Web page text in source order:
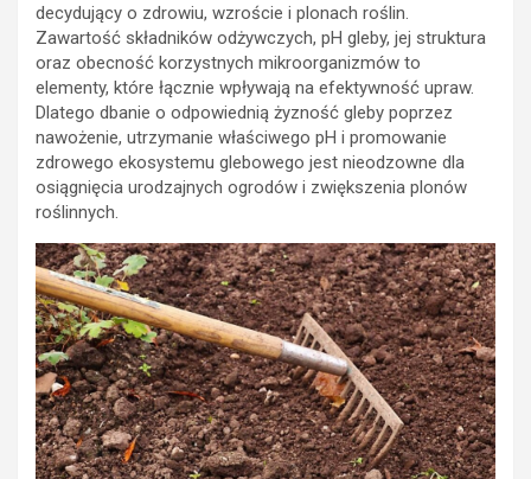
decydujący o zdrowiu, wzroście i plonach roślin.
Zawartość składników odżywczych, pH gleby, jej struktura
oraz obecność korzystnych mikroorganizmów to
elementy, które łącznie wpływają na efektywność upraw.
Dlatego dbanie o odpowiednią żyzność gleby poprzez
nawożenie, utrzymanie właściwego pH i promowanie
zdrowego ekosystemu glebowego jest nieodzowne dla
osiągnięcia urodzajnych ogrodów i zwiększenia plonów
roślinnych.